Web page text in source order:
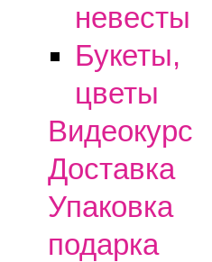
невесты
Букеты,
цветы
Видеокурс
Доставка
Упаковка
подарка